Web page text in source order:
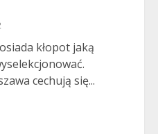
kłopot jaką
cechują się...